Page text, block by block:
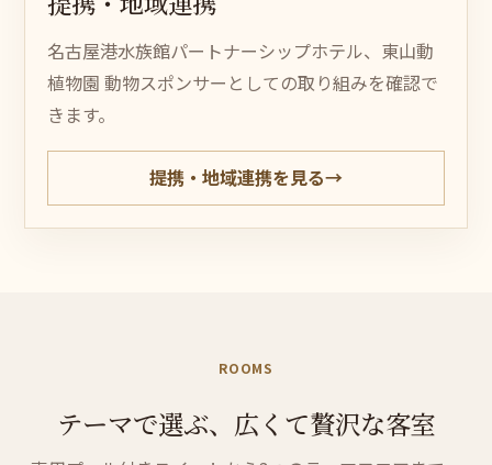
名古屋港水族館パートナーシップホテル、東山動
植物園 動物スポンサーとしての取り組みを確認で
きます。
提携・地域連携を見る→
ROOMS
テーマで選ぶ、 広くて贅沢な客室